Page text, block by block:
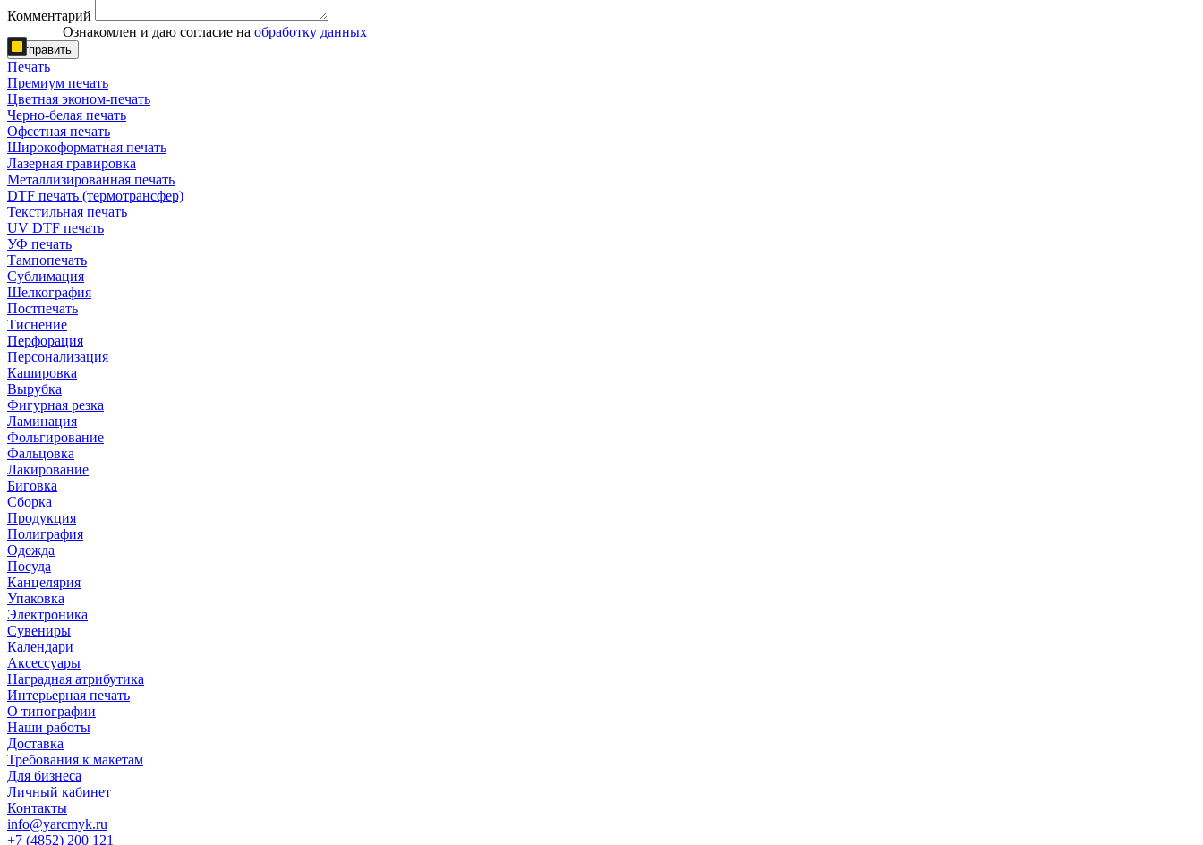
Комментарий
Ознакомлен и даю согласие на обработку данных
Отправить
Печать
Премиум печать
Цветная эконом-печать
Черно-белая печать
Офсетная печать
Широкоформатная печать
Лазерная гравировка
Металлизированная печать
DTF печать (термотрансфер)
Текстильная печать
UV DTF печать
УФ печать
Тампопечать
Сублимация
Шелкография
Постпечать
Тиснение
Перфорация
Персонализация
Кашировка
Вырубка
Фигурная резка
Ламинация
Фольгирование
Фальцовка
Лакирование
Биговка
Сборка
Продукция
Полиграфия
Одежда
Посуда
Канцелярия
Упаковка
Электроника
Сувениры
Календари
Аксессуары
Наградная атрибутика
Интерьерная печать
О типографии
Наши работы
Доставка
Требования к макетам
Для бизнеса
Личный кабинет
Контакты
info@yarcmyk.ru
+7 (4852) 200 121